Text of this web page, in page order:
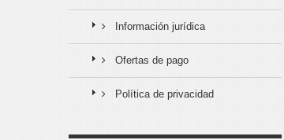
Información jurídica
Ofertas de pago
Política de privacidad